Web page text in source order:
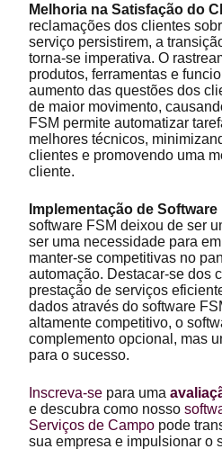
Melhoria na Satisfação do
reclamações dos clientes
serviço persistirem, a
torna-se imperativa. O
produtos, ferramentas e
aumento das questões dos
de maior movimento,
FSM permite automatizar
melhores técnicos,
clientes e promovendo uma
cliente.
Implementação de Software
software FSM deixou de ser
ser uma necessidade para
manter-se competitivas no
automação. Destacar-se dos
prestação de serviços
dados através do software
altamente competitivo, o
complemento opcional, mas
para o sucesso.
Inscreva-se para uma
e descubra como nosso
Serviços de Campo pode
sua empresa e impulsionar o